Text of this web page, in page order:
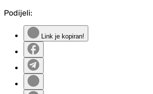
Podijeli:
Link je kopiran!